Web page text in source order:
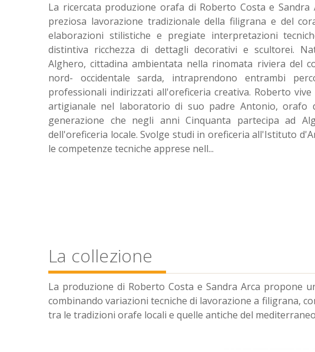
La ricercata produzione orafa di Roberto Costa e Sandra
preziosa lavorazione tradizionale della filigrana e del
elaborazioni stilistiche e pregiate interpretazioni
distintiva ricchezza di dettagli decorativi e scultorei.
Alghero, cittadina ambientata nella rinomata riviera del
nord- occidentale sarda, intraprendono entrambi
professionali indirizzati all'oreficeria creativa. Roberto
artigianale nel laboratorio di suo padre Antonio, orafo
generazione che negli anni Cinquanta partecipa ad
dell'oreficeria locale. Svolge studi in oreficeria all'Istituto
le competenze tecniche apprese nell...
La collezione
La produzione di Roberto Costa e Sandra Arca propone
combinando variazioni tecniche di lavorazione a filigrana,
tra le tradizioni orafe locali e quelle antiche del